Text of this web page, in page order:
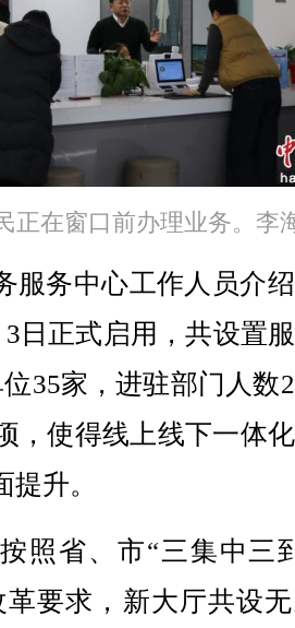
正在窗口前办理业务。李
务中心工作人员介
日正式启用，共设置
35家，进驻部门人数
，使得线上线下一体
升。
省、市“三集中三
革要求，新大厅共设